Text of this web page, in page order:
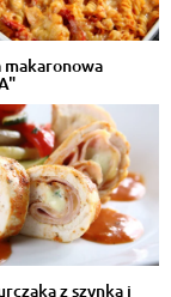
makaronowa
z szynką i